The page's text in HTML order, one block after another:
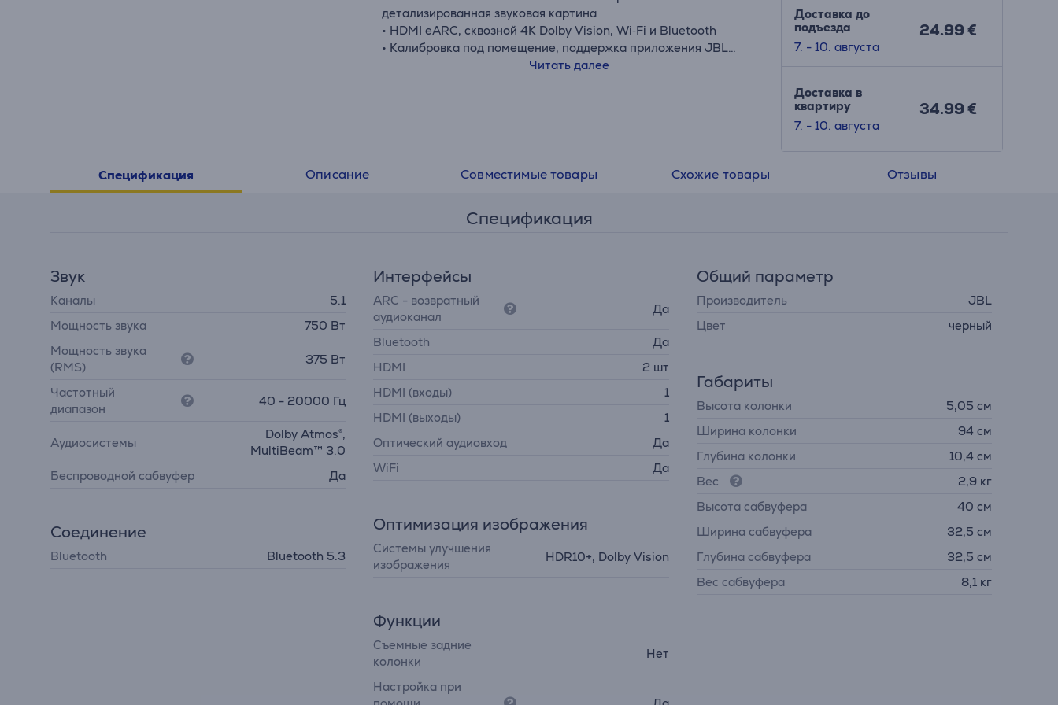
детализированная звуковая картина
• HDMI eARC, сквозной 4K Dolby Vision, Wi‑Fi и Bluetooth
• Калибровка под помещение, поддержка приложения JBL
Читать далее
Доставка до
подъезда
7. - 10. августа
24.99 €
Доставка в
квартиру
7. - 10. августа
34.99 €
Спецификация Описание Совместимые товары Схожие товары Отзывы
Спецификация
Звук
Каналы
5.1
Мощность звука
750 Вт
Мощность звука
(RMS)
375 Вт
Частотный
диапазон
40 - 20000 Гц
Аудиосистемы
Dolby Atmos®,
MultiBeam™ 3.0
Беспроводной сабвуфер
Да
Соединение
Bluetooth Bluetooth 5.3
Интерфейсы
ARC - возвратный
аудиоканал
Да
Bluetooth
Да
HDMI
2 шт
HDMI (входы)
1
HDMI (выходы)
1
Оптический аудиовход
Да
WiFi
Да
Оптимизация изображения
Системы улучшения
изображения
HDR10+, Dolby Vision
Функции
Съемные задние
колонки
Нет
Настройка при
Общий параметр
Производитель
JBL
Цвет
черный
Габариты
Высота колонки
5,05 см
Ширина колонки
94 см
Глубина колонки
10,4 см
Вес
2,9 кг
Высота сабвуфера
40 см
Ширина сабвуфера
32,5 см
Глубина сабвуфера
32,5 см
Вес сабвуфера
8,1 кг